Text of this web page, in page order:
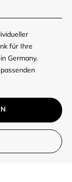
für Ihre
Germany.